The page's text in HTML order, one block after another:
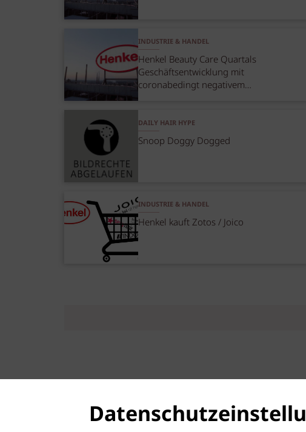
INDUSTRIE & HANDEL
Henkel Beauty Care Quartals
Geschäftsentwicklung mit
coronabedingt negativem
DAILY HAIR HYPE
Snoop Doggy Dogged
INDUSTRIE & HANDEL
Henkel kauft Zotos / Joico